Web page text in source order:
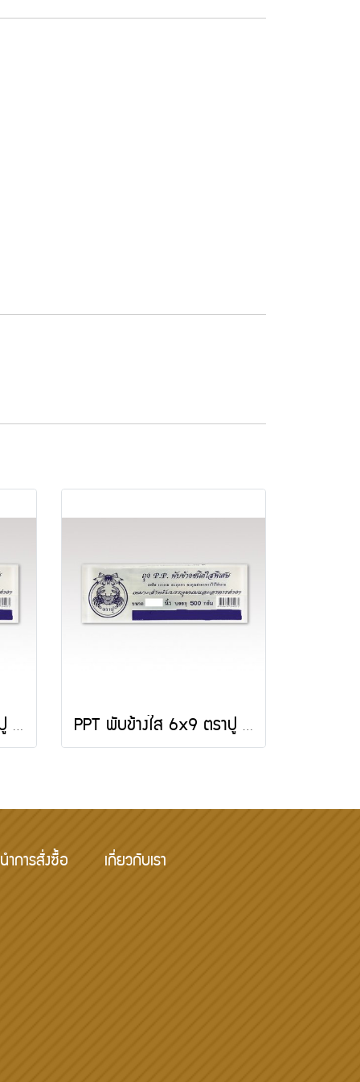
PPT พับข้างใส 5x8 ตราปู 500 กรัม PPT พับข้างใส 6x9 ตราปู 500 กรัม
นำการสั่งซื้อ เกี่ยวกับเรา